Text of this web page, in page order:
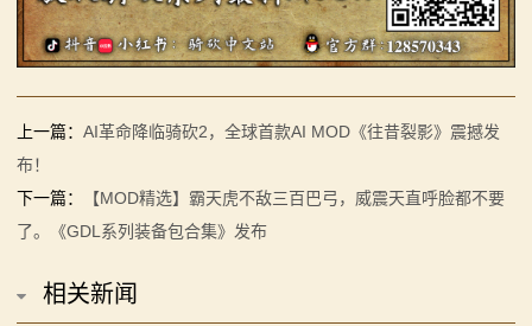
上一篇： AI革命降临骑砍2，全球首款AI MOD《往昔裂影》震撼发
布！
下一篇：
【MOD精选】霸天虎不敌三百巴弓，威震天直呼脸都不要
了。《GDL系列装备包合集》发布
相关新闻